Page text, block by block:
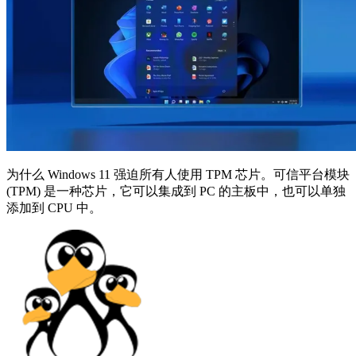
为什么 Windows 11 强迫所有人使用 TPM 芯片。可信平台模块
(TPM) 是一种芯片，它可以集成到 PC 的主板中，也可以单独
添加到 CPU 中。